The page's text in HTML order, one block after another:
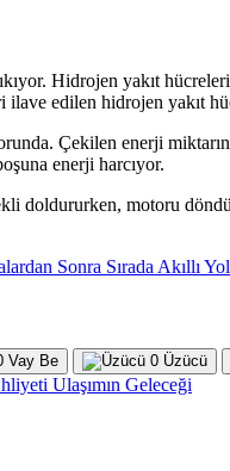
Hidrojen yakıt
edilen hidrojen yakıt
Çekilen enerji
enerji harcıyor.
doldururken, motoru
Sonra Sırada Akıllı
Vay Be 0 Üzücü
Ulaşımın Geleceği